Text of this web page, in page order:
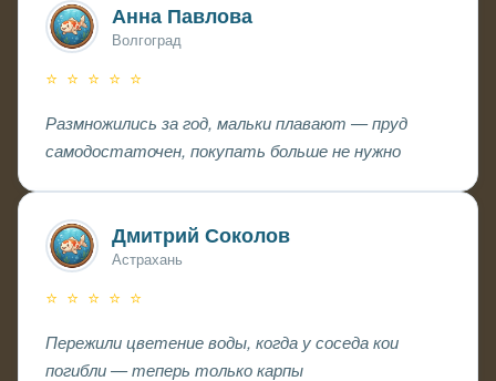
Анна Павлова
Волгоград
⭐ ⭐ ⭐ ⭐ ⭐
Размножились за год, мальки плавают — пруд
самодостаточен, покупать больше не нужно
Дмитрий Соколов
Астрахань
⭐ ⭐ ⭐ ⭐ ⭐
Пережили цветение воды, когда у соседа кои
погибли — теперь только карпы